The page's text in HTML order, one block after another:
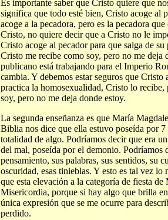
Es importante saber que Cristo quiere que
significa que todo esté bien, Cristo acoge al
acoge a la pecadora, pero es la pecadora
Cristo, no quiere decir que a Cristo no le
Cristo acoge al pecador para que salga de
Cristo me recibe como soy, pero no me deja
publicano está trabajando para el Imperio
cambia. Y debemos estar seguros que
practica la homosexualidad, Cristo lo
soy, pero no me deja donde estoy.
La segunda enseñanza es que María
Biblia nos dice que ella estuvo poseída por
totalidad de algo. Podríamos decir que era
del mal, poseída por el demonio. Podríamos
pensamiento, sus palabras, sus sentidos, su
oscuridad, esas tinieblas. Y esto es tal vez
que esta elevación a la categoría de fiesta
Misericordia, porque si hay algo que brilla
única expresión que se me ocurre para
perdido.